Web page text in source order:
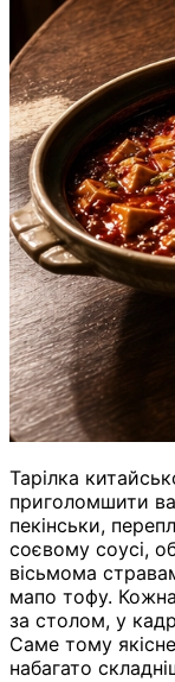
Тарілка
приголомшити
пекінськи,
соєвому соусі,
вісьмома
мапо тофу.
за столом, у
Саме тому
набагато